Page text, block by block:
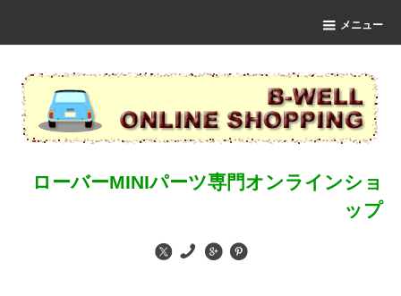
メニュー
ローバーMINIパーツ専門オンラインショ
ップ